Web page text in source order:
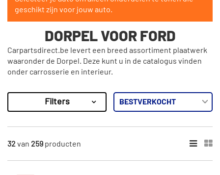
geschikt zijn voor jouw auto.
DORPEL VOOR FORD
Carpartsdirect.be levert een breed assortiment plaatwerk
waaronder de Dorpel. Deze kunt u in de catalogus vinden
onder carrosserie en interieur.
Resultaten
×
Van Wezel (68)
Filters
32van 259 producten